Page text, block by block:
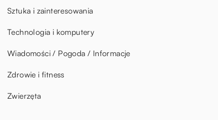
Sztuka i zainteresowania
Technologia i komputery
Wiadomości / Pogoda / Informacje
Zdrowie i fitness
Zwierzęta